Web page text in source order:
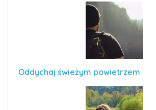
Oddychaj świeżym powietrzem